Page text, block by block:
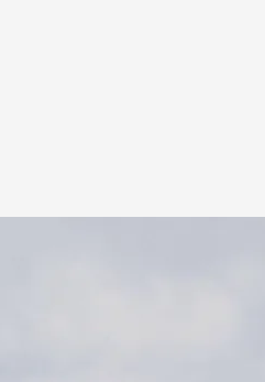
verdadero enigma todavía